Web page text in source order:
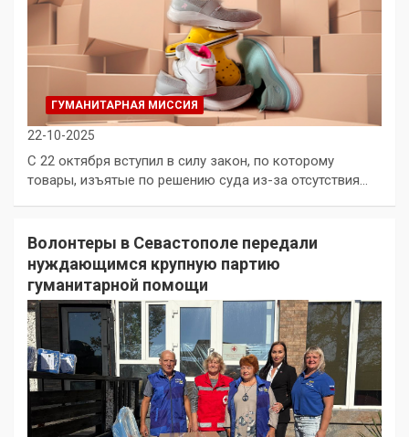
ГУМАНИТАРНАЯ МИССИЯ
22-10-2025
С 22 октября вступил в силу закон, по которому
товары, изъятые по решению суда из-за отсутствия…
Волонтеры в Севастополе передали
нуждающимся крупную партию
гуманитарной помощи